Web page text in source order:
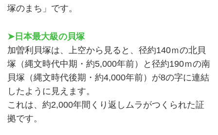
塚のまち」です。
➤日本最大級の貝塚
加曽利貝塚は、上空から見ると、径約140ｍの北貝
塚（縄文時代中期・約5,000年前）と径約190ｍの南
貝塚（縄文時代後期・約4,000年前）が8の字に連結
したように見えます。
これは、約2,000年間くり返しムラがつくられた証
拠です。